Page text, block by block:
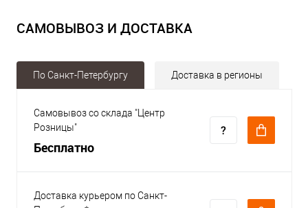
САМОВЫВОЗ И ДОСТАВКА
По Санкт-Петербургу Доставка в регионы
Самовывоз со склада "Центр
Розницы"
Бесплатно
Доставка курьером по Санкт-